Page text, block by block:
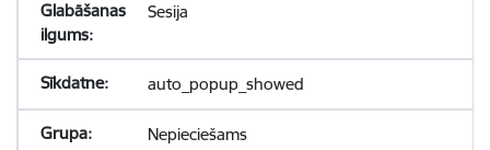
Sesija
auto_popup_showed
Nepieciešams